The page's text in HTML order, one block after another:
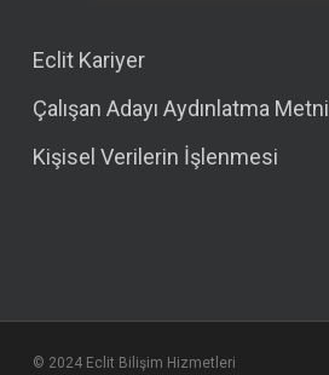
Eclit Kariyer
Çalışan Adayı Aydınlatma Metni
Kişisel Verilerin İşlenmesi
© 2024 Eclit Bilişim Hizmetleri